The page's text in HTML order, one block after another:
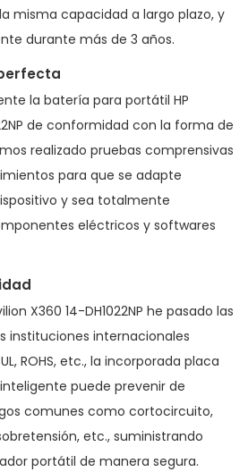
misma capacidad a largo plazo, y
durante más de 3 años.
la batería para portátil HP
de conformidad con la forma de
realizado pruebas comprensivas
para que se adapte
y sea totalmente
eléctricos y softwares
X360 14-DH1022NP he pasado las
instituciones internacionales
ROHS, etc., la incorporada placa
puede prevenir de
comunes como cortocircuito,
etc., suministrando
portátil de manera segura.